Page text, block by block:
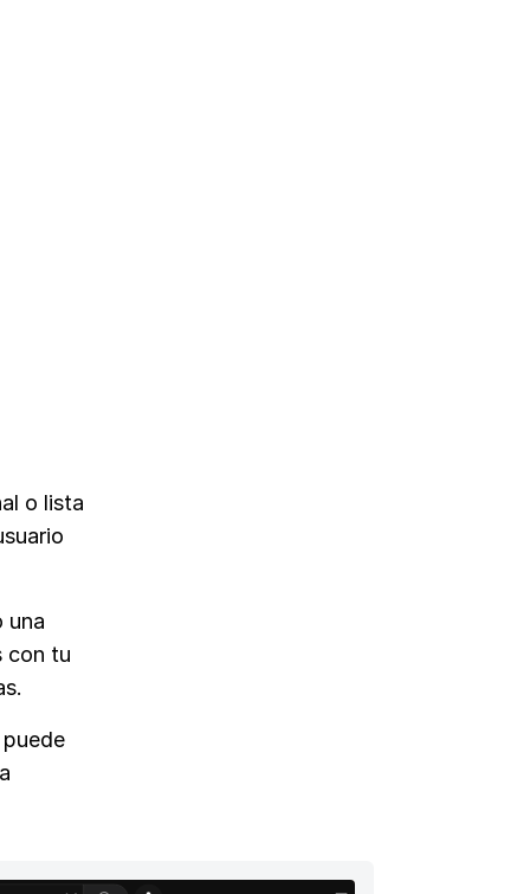
o lista
una
con tu